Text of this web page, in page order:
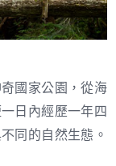
國家公園，從海
日內經歷一年四
同的自然生態。